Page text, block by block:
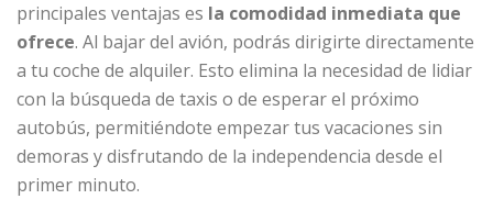
principales ventajas es la comodidad inmediata que
ofrece. Al bajar del avión, podrás dirigirte directamente
a tu coche de alquiler. Esto elimina la necesidad de lidiar
con la búsqueda de taxis o de esperar el próximo
autobús, permitiéndote empezar tus vacaciones sin
demoras y disfrutando de la independencia desde el
primer minuto.